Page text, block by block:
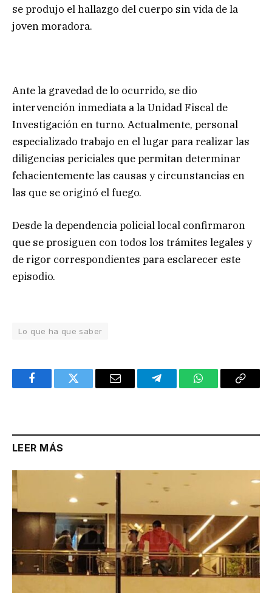
se produjo el hallazgo del cuerpo sin vida de la
joven moradora.
Ante la gravedad de lo ocurrido, se dio
intervención inmediata a la Unidad Fiscal de
Investigación en turno. Actualmente, personal
especializado trabajo en el lugar para realizar las
diligencias periciales que permitan determinar
fehacientemente las causas y circunstancias en
las que se originó el fuego.
Desde la dependencia policial local confirmaron
que se prosiguen con todos los trámites legales y
de rigor correspondientes para esclarecer este
episodio.
Lo que ha que saber
FacebookTwitter Email TelegramWhatsAppCopy
LEER MÁS